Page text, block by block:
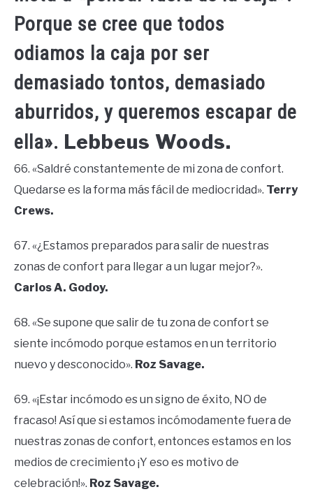
Porque se cree que todos
odiamos la caja por ser
demasiado tontos, demasiado
aburridos, y queremos escapar de
ella». Lebbeus Woods.
66. «Saldré constantemente de mi zona de confort.
Quedarse es la forma más fácil de mediocridad». Terry
Crews.
67. «¿Estamos preparados para salir de nuestras
zonas de confort para llegar a un lugar mejor?».
Carlos A. Godoy.
68. «Se supone que salir de tu zona de confort se
siente incómodo porque estamos en un territorio
nuevo y desconocido». Roz Savage.
69. «¡Estar incómodo es un signo de éxito, NO de
fracaso! Así que si estamos incómodamente fuera de
nuestras zonas de confort, entonces estamos en los
medios de crecimiento ¡Y eso es motivo de
celebración!». Roz Savage.